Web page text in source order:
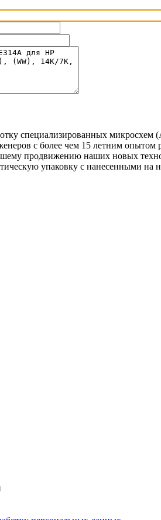
специализированных
с более чем 15 летним
продвижению наших новых
упаковку с нанесенными